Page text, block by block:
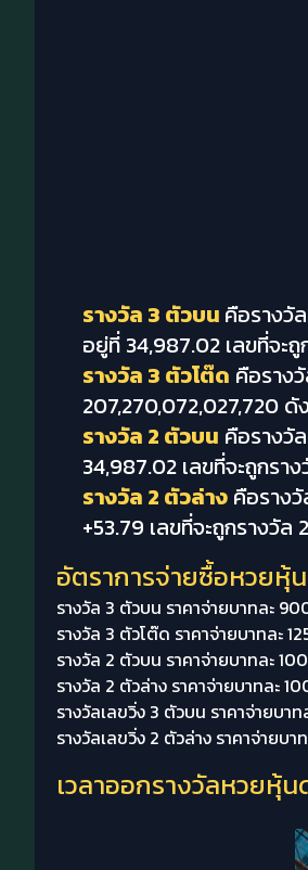
รางวัล 3 ตัวบน คือรางวั
อยู่ที่ 34,987.02 เลขที่จะ
รางวัล 3 ตัวโต๊ด คือราง
207,270,072,027,720 ดั
รางวัล 2 ตัวบน คือรางวั
34,987.02 เลขที่จะถูกรา
รางวัล 2 ตัวล่าง คือราง
+53.79 เลขที่จะถูกรางวั
อัตราการจ่ายซื้อหวยหุ้
รางวัล 3 ตัวบน ราคาจ่ายบาทละ
รางวัล 3 ตัวโต๊ด ราคาจ่ายบาทละ
รางวัล 2 ตัวบน ราคาจ่ายบาทละ 100
รางวัล 2 ตัวล่าง ราคาจ่ายบาทละ
รางวัลเลขวิ่ง 3 ตัวบน ราคาจ่ายบาท
รางวัลเลขวิ่ง 2 ตัวล่าง ราคาจ่ายบา
เวลาออกรางวัลหวยหุ้น